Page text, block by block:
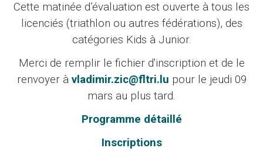
Cette matinée d’évaluation est ouverte à tous les
licenciés (triathlon ou autres fédérations), des
catégories Kids à Junior.
Merci de remplir le fichier d'inscription et de le
renvoyer à vladimir.zic@fltri.lu pour le jeudi 09
mars au plus tard.
Programme détaillé
Inscriptions